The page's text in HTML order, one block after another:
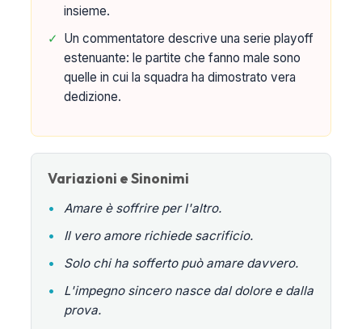
insieme.
✓ Un commentatore descrive una serie playoff
estenuante: le partite che fanno male sono
quelle in cui la squadra ha dimostrato vera
dedizione.
Variazioni e Sinonimi
•
Amare è soffrire per l'altro.
•
Il vero amore richiede sacrificio.
•
Solo chi ha sofferto può amare davvero.
•
L'impegno sincero nasce dal dolore e dalla
prova.